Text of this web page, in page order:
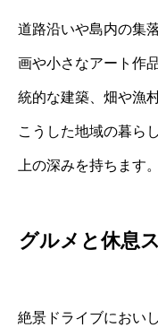
道路沿いや島内の集
画や小さなアート作
統的な建築、畑や漁
こうした地域の暮ら
上の深みを持ちます。
グルメと休息
絶景ドライブにおい